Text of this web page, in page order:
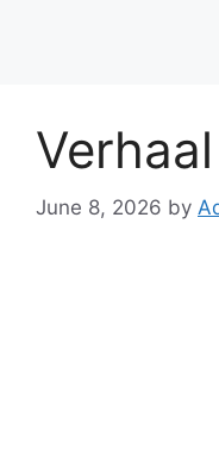
June 8, 2026 by